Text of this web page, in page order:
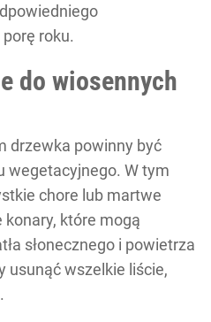
roku.
do wiosennych
drzewka powinny być
wegetacyjnego. W tym
chore lub martwe
konary, które mogą
słonecznego i powietrza
usunąć wszelkie liście,